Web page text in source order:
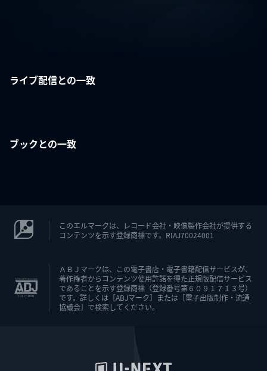
ライブ配信との一致
ブックとの一致
このエルマークは、レコード会社・映像製作会社が提供する
コンテンツを示す登録商標です。RIAJ70024001
ＡＢＪマークは、この電子書店・電子書籍配信サービスが、
著作権者からコンテンツ使用許諾を得た正規版配信サービス
であることを示す登録商標（登録番号第６０９１７１３号）
です。詳しくは［ABJマーク］または［電子出版制作・流通
協議会］で検索してください。